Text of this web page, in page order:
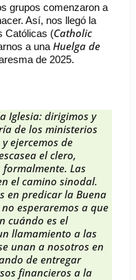
grupos comenzaron a
Así, nos llegó la
Católicas (Catholic
a una Huelga de
de 2025.
Iglesia: dirigimos y
de los ministerios
ejercemos de
el clero,
Las
el camino sinodal.
en predicar la Buena
esperaremos a que
cuándo es el
llamamiento a las
unan a nosotros en
de entregar
financieros a la